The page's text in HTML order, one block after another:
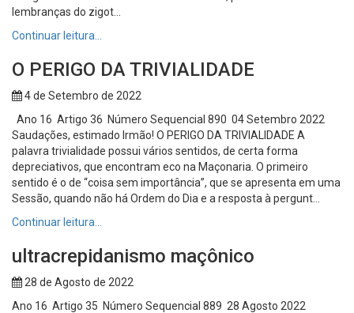
lembranças do zigot...
Continuar leitura…
O PERIGO DA TRIVIALIDADE
4 de Setembro de 2022
Ano 16 Artigo 36 Número Sequencial 890 04 Setembro 2022
Saudações, estimado Irmão! O PERIGO DA TRIVIALIDADE A
palavra trivialidade possui vários sentidos, de certa forma
depreciativos, que encontram eco na Maçonaria. O primeiro
sentido é o de “coisa sem importância”, que se apresenta em uma
Sessão, quando não há Ordem do Dia e a resposta à pergunt...
Continuar leitura…
ultracrepidanismo maçônico
28 de Agosto de 2022
Ano 16 Artigo 35 Número Sequencial 889 28 Agosto 2022